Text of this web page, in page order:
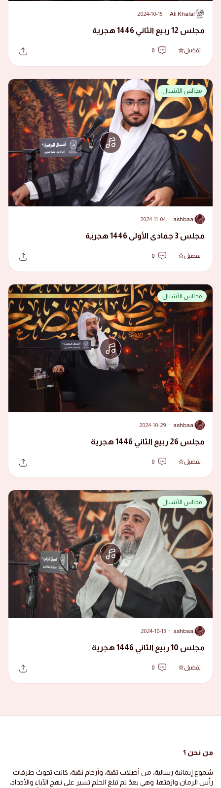
A
Ali Khalaf
·
2024-10-15
مجلس 12 ربيع الثاني 1446 هجرية
تفضيل 0
مجالس الأشبال
A
ashbaal
·
2024-11-04
مجلس 3 جمادى الأولى 1446 هجرية
تفضيل 0
مجالس الأشبال
A
ashbaal
·
2024-10-29
مجلس 26 ربيع الثاني 1446 هجرية
تفضيل 0
مجالس الأشبال
A
ashbaal
·
2024-10-13
مجلس 10 ربيع الثاني 1446 هجرية
تفضيل 0
من نحن ؟
شموع إيمانية رسالية، من أصلاب تقية، وأرحام نقية، كانت تجوبُ طرقات
رأس الرمان وازقتها، وهي بعدُ لم تبلغ الحلم تسير على نهج الآباء والأجداد،